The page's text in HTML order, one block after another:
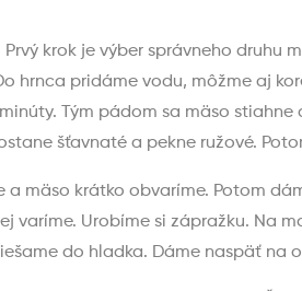
krok je výber správneho druhu
hrnca pridáme vodu, môžme aj
Tým pádom sa mäso
šťavnaté a pekne ružové.
mäso krátko obvaríme. Potom
varíme. Urobíme si zápražku. Na
do hladka. Dáme naspäť na